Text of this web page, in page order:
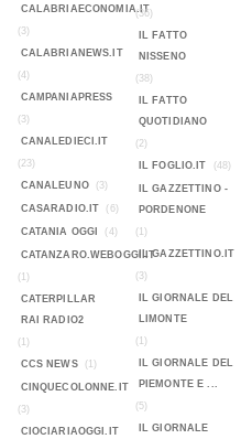
CALABRIAECONOMIA.IT
(3)
CALABRIANEWS.IT
(4)
CAMPANIAPRESS
(3)
CANALEDIECI.IT
(23)
CANALEUNO
(3)
CASARADIO.IT (6)
CATANIA OGGI (4)
CATANZARO.WEBOGGI.IT
(1)
CATERPILLAR
RAI RADIO2
(1)
CCS NEWS
(1)
CINQUECOLONNE.IT
(3)
CIOCIARIAOGGI.IT
(36)
IL FATTO
NISSENO
(38)
IL FATTO
QUOTIDIANO
(2)
IL FOGLIO.IT
(48)
IL GAZZETTINO -
PORDENONE
(1)
IL GAZZETTINO.IT
(3)
IL GIORNALE DEL
LIMONTE
(1)
IL GIORNALE DEL
PIEMONTE E ...
(5)
IL GIORNALE